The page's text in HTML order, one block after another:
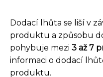
Dodací lhůta se liší v
produktu a způsobu
pohybuje mezi 3 až 7
informaci o dodací
produktu.